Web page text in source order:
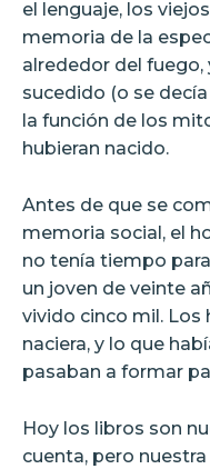
el lenguaje, los
memoria de la
alrededor del
sucedido (o se
la función de los
hubieran nacido.
Antes de que se
memoria social, el
no tenía tiempo
un joven de veinte
vivido cinco mil. Los
naciera, y lo que
pasaban a formar
Hoy los libros son
cuenta, pero